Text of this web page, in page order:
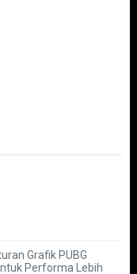
Grafik PUBG
Performa Lebih